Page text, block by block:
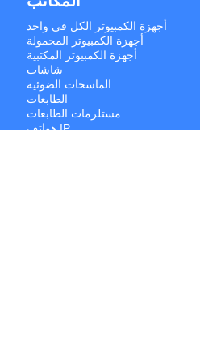
أجهزة الكمبيوتر الكل في واحد
أجهزة الكمبيوتر المحمولة
أجهزة الكمبيوتر المكتبية
شاشات
الماسحات الضوئية
الطابعات
مستلزمات الطابعات
هواتف IP